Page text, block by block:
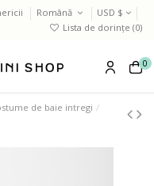
Română
USD $
Lista de dorințe (0)
0
de baie intregi